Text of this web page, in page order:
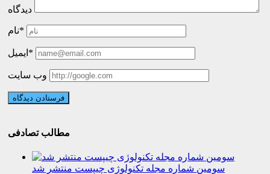
دیدگاه
نام*
ایمیل*
وب سایت
مطالب تصادفی
سومین شماره مجله تکنولوژی چیپست منتشر شد